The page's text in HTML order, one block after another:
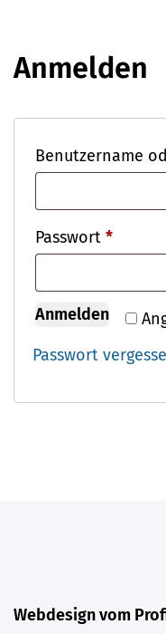
Anmelden
Benutzername
Passwort *
Anmelden
Passwort
Webdesign vom